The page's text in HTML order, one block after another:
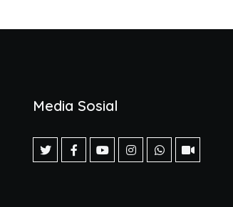
Media Sosial